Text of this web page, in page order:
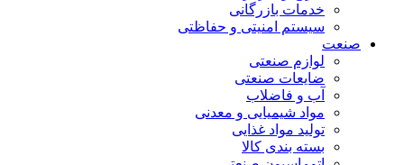
خدمات بازرگانی
سیستم امنیتی و حفاظتی
صنعت
لوازم صنعتی
ضایعات صنعتی
آب و فاضلاب
مواد شیمیایی و معدنی
تولید مواد غذایی
بسته بندی کالا